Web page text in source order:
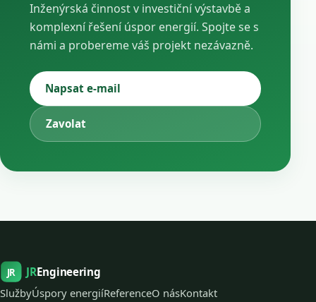
Inženýrská činnost v investiční výstavbě a
komplexní řešení úspor energií. Spojte se s
námi a probereme váš projekt nezávazně.
Napsat e-mail
Zavolat
JR JREngineering
SlužbyÚspory energiíReferenceO násKontakt